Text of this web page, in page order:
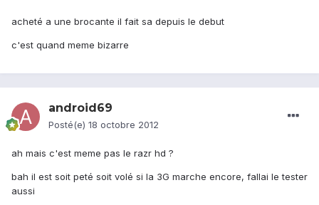
acheté a une brocante il fait sa depuis le debut
c'est quand meme bizarre
android69
Posté(e) 18 octobre 2012
ah mais c'est meme pas le razr hd ?
bah il est soit peté soit volé si la 3G marche encore, fallai le tester
aussi